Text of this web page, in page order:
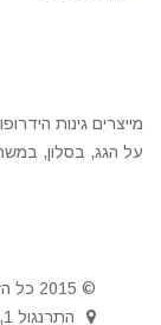
מייצרים גינות
על הגג, בסלון,
© 2015 כל הזכויות שמורות ל GROWUP
התרנגול 1, רמות השבים